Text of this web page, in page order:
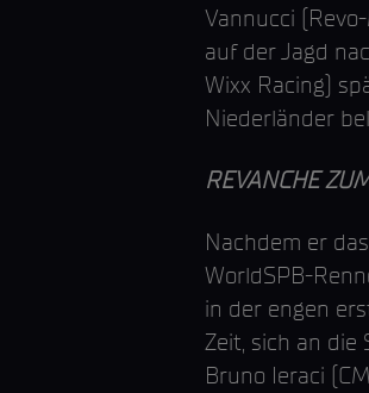
Vannucci
auf der Jagd
Wixx Racing)
Niederländer
REVANCHE
Nachdem er
WorldSPB-
in der engen
Zeit, sich an die
Bruno Ieraci